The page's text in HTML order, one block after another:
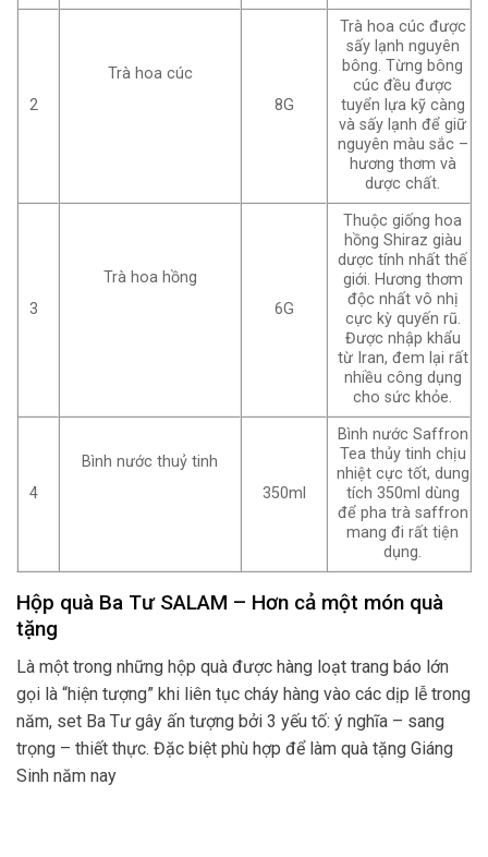
2
Trà hoa cúc
8G
Trà hoa cúc được
sấy lạnh nguyên
bông. Từng bông
cúc đều được
tuyển lựa kỹ càng
và sấy lạnh để giữ
nguyên màu sắc –
hương thơm và
dược chất.
3
Trà hoa hồng
6G
Thuộc giống hoa
hồng Shiraz giàu
dược tính nhất thế
giới. Hương thơm
độc nhất vô nhị
cực kỳ quyến rũ.
Được nhập khẩu
từ Iran, đem lại rất
nhiều công dụng
cho sức khỏe.
4
Bình nước thuỷ tinh
350ml
Bình nước Saffron
Tea thủy tinh chịu
nhiệt cực tốt, dung
tích 350ml dùng
để pha trà saffron
mang đi rất tiện
dụng.
Hộp quà Ba Tư SALAM – Hơn cả một món quà
tặng
Là một trong những hộp quà được hàng loạt trang báo lớn
gọi là “hiện tượng” khi liên tục cháy hàng vào các dịp lễ trong
năm, set Ba Tư gây ấn tượng bởi 3 yếu tố: ý nghĩa – sang
trọng – thiết thực. Đặc biệt phù hợp để làm quà tặng Giáng
Sinh năm nay